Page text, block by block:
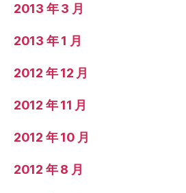
2013 年 3 月
2013 年 1 月
2012 年 12 月
2012 年 11 月
2012 年 10 月
2012 年 8 月